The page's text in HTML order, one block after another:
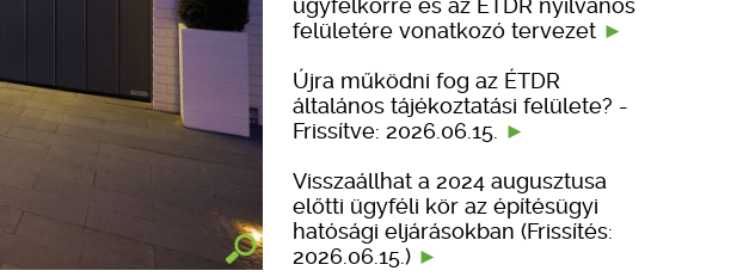
felületére vonatkozó tervezet
Újra működni fog az ÉTDR
általános tájékoztatási felülete? -
Frissítve: 2026.06.15.
Visszaállhat a 2024 augusztusa
előtti ügyféli kör az építésügyi
hatósági eljárásokban (Frissítés:
2026.06.15.)